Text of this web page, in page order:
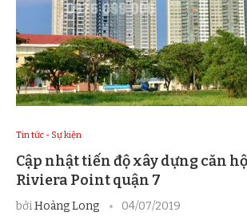
Tin tức - Sự kiện
Cập nhật tiến độ xây dựng căn
Riviera Point quận 7
bởiHoàng Long 04/07/2019